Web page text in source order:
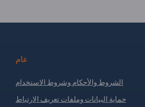
عام
الشروط والأحكام وشروط الاستخدام
حماية البيانات وملفات تعريف الارتباط